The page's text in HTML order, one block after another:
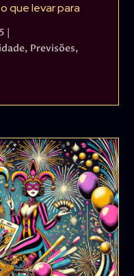
que levar para
, Previsões,